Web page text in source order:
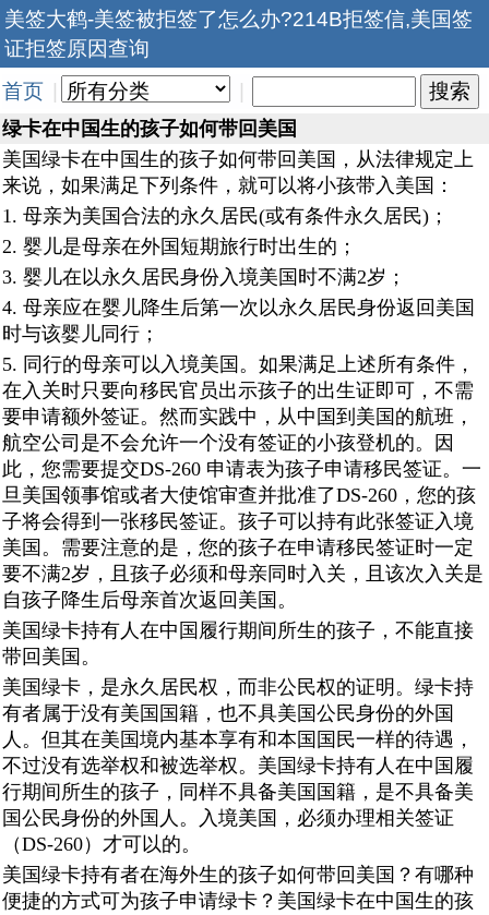
美签大鹤-美签被拒签了怎么办?214B拒签信,美国签
证拒签原因查询
首页
绿卡在中国生的孩子如何带回美国
美国绿卡在中国生的孩子如何带回美国，从法律规定上
来说，如果满足下列条件，就可以将小孩带入美国：
1. 母亲为美国合法的永久居民(或有条件永久居民)；
2. 婴儿是母亲在外国短期旅行时出生的；
3. 婴儿在以永久居民身份入境美国时不满2岁；
4. 母亲应在婴儿降生后第一次以永久居民身份返回美国
时与该婴儿同行；
5. 同行的母亲可以入境美国。如果满足上述所有条件，
在入关时只要向移民官员出示孩子的出生证即可，不需
要申请额外签证。然而实践中，从中国到美国的航班，
航空公司是不会允许一个没有签证的小孩登机的。因
此，您需要提交DS-260 申请表为孩子申请移民签证。一
旦美国领事馆或者大使馆审查并批准了DS-260，您的孩
子将会得到一张移民签证。孩子可以持有此张签证入境
美国。需要注意的是，您的孩子在申请移民签证时一定
要不满2岁，且孩子必须和母亲同时入关，且该次入关是
自孩子降生后母亲首次返回美国。
美国绿卡持有人在中国履行期间所生的孩子，不能直接
带回美国。
美国绿卡，是永久居民权，而非公民权的证明。绿卡持
有者属于没有美国国籍，也不具美国公民身份的外国
人。但其在美国境内基本享有和本国国民一样的待遇，
不过没有选举权和被选举权。美国绿卡持有人在中国履
行期间所生的孩子，同样不具备美国国籍，是不具备美
国公民身份的外国人。入境美国，必须办理相关签证
（DS-260）才可以的。
美国绿卡持有者在海外生的孩子如何带回美国？有哪种
便捷的方式可为孩子申请绿卡？美国绿卡在中国生的孩